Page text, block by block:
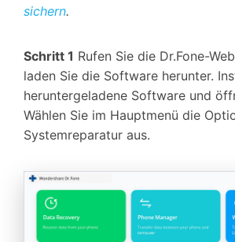
sichern.
Schritt 1 Rufen Sie die Dr.Fone-
laden Sie die Software herunter.
heruntergeladene Software und
Wählen Sie im Hauptmenü die
Systemreparatur aus.